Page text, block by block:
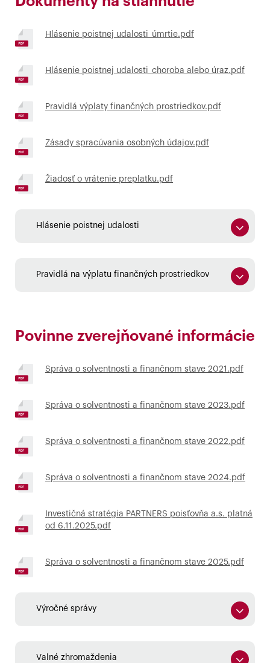
Hlásenie poistnej udalosti_úmrtie.pdf
Hlásenie poistnej udalosti_choroba alebo úraz.pdf
Pravidlá výplaty finančných prostriedkov.pdf
Zásady spracúvania osobných údajov.pdf
Žiadosť o vrátenie preplatku.pdf
Hlásenie poistnej udalosti
Pravidlá na výplatu finančných prostriedkov
Povinne zverejňované informácie
Správa o solventnosti a finančnom stave 2021.pdf
Správa o solventnosti a finančnom stave 2023.pdf
Správa o solventnosti a finančnom stave 2022.pdf
Správa o solventnosti a finančnom stave 2024.pdf
Investičná stratégia PARTNERS poisťovňa a.s. platná
od 6.11.2025.pdf
Správa o solventnosti a finančnom stave 2025.pdf
Výročné správy
Valné zhromaždenia